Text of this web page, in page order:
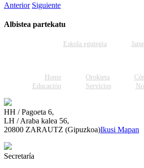
Anterior Siguiente
Albistea partekatu
Eskola egutegia
Home Orokieta
Educación
Servicios
HH / Pagoeta 6,
LH / Araba kalea 56,
20800 ZARAUTZ (Gipuzkoa)Ikusi Mapan
Secretaría